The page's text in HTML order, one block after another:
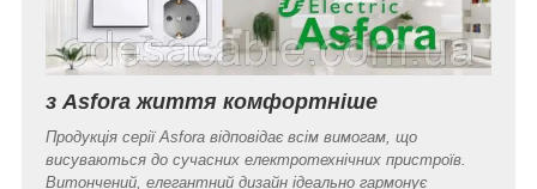
з Asfora життя комфортніше
Продукція серії Asfora відповідає всім вимогам, що
висуваються до сучасних електротехнічних пристроїв.
Витончений, елегантний дизайн ідеально гармонує